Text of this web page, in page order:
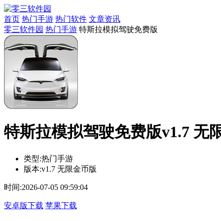
首页 热门手游 热门软件 文章资讯
零三软件园 热门手游 特斯拉模拟驾驶免费版
特斯拉模拟驾驶免费版v1.7 无
类型:热门手游
版本:v1.7 无限金币版
时间:2026-07-05 09:59:04
安卓版下载 苹果下载